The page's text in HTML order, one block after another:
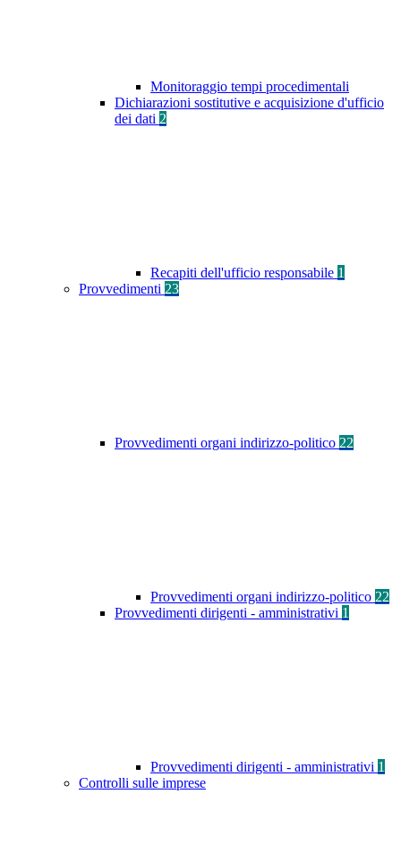
Monitoraggio tempi procedimentali
Dichiarazioni sostitutive e acquisizione d'ufficio
dei dati 2
Recapiti dell'ufficio responsabile 1
Provvedimenti 23
Provvedimenti organi indirizzo-politico 22
Provvedimenti organi indirizzo-politico 22
Provvedimenti dirigenti - amministrativi 1
Provvedimenti dirigenti - amministrativi 1
Controlli sulle imprese